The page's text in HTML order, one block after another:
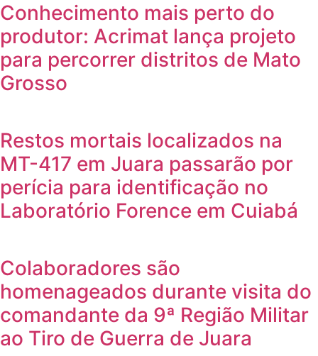
Conhecimento mais perto do
produtor: Acrimat lança projeto
para percorrer distritos de Mato
Grosso
Restos mortais localizados na
MT-417 em Juara passarão por
perícia para identificação no
Laboratório Forence em Cuiabá
Colaboradores são
homenageados durante visita do
comandante da 9ª Região Militar
ao Tiro de Guerra de Juara